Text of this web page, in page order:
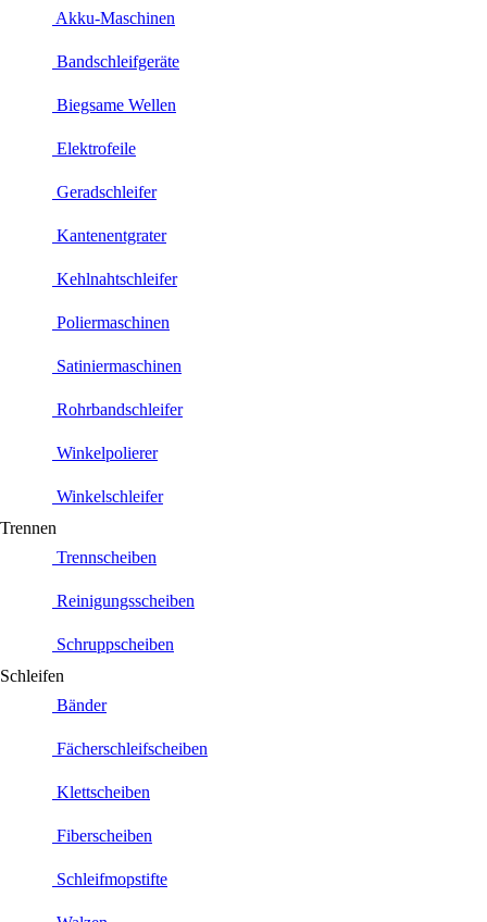
Akku-Maschinen
Bandschleifgeräte
Biegsame Wellen
Elektrofeile
Geradschleifer
Kantenentgrater
Kehlnahtschleifer
Poliermaschinen
Satiniermaschinen
Rohrbandschleifer
Winkelpolierer
Winkelschleifer
Trennen
Trennscheiben
Reinigungsscheiben
Schruppscheiben
Schleifen
Bänder
Fächerschleifscheiben
Klettscheiben
Fiberscheiben
Schleifmopstifte